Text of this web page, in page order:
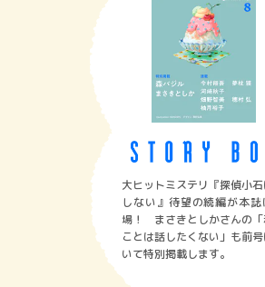
大ヒットミステリ『探偵小
しない』待望の続編が本誌
場！ まさきとしかさんの「
ことは話したくない」も前
いて特別掲載します。